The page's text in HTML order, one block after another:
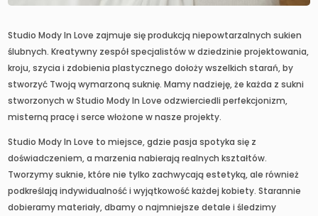
Studio Mody In Love zajmuje się produkcją niepowtarzalnych sukien
ślubnych. Kreatywny zespół specjalistów w dziedzinie projektowania,
kroju, szycia i zdobienia plastycznego dołoży wszelkich starań, by
stworzyć Twoją wymarzoną suknię. Mamy nadzieję, że każda z sukni
stworzonych w Studio Mody In Love odzwierciedli perfekcjonizm,
misterną pracę i serce włożone w nasze projekty.
Studio Mody In Love to miejsce, gdzie pasja spotyka się z
doświadczeniem, a marzenia nabierają realnych kształtów.
Tworzymy suknie, które nie tylko zachwycają estetyką, ale również
podkreślają indywidualność i wyjątkowość każdej kobiety. Starannie
dobieramy materiały, dbamy o najmniejsze detale i śledzimy